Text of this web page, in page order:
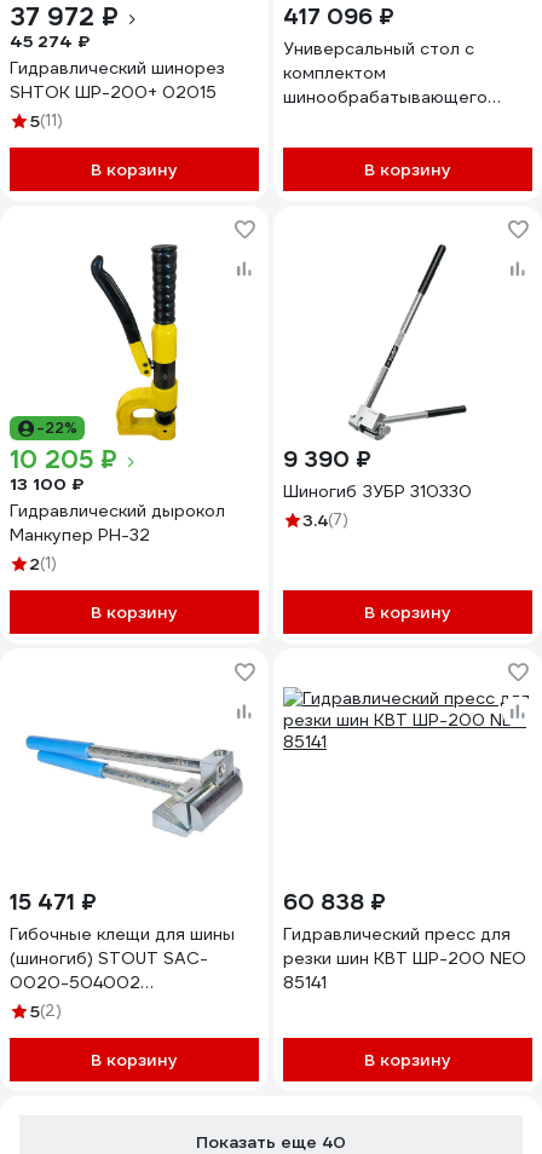
37 972 ₽
45 274 ₽
Гидравлический шинорез
SHTOK ШР-200+ 02015
5(11)
В корзину
417 096 ₽
Универсальный стол с
комплектом
шинообрабатывающего
NEO КВТ 85683
В корзину
-22%
10 205 ₽
13 100 ₽
Гидравлический дырокол
Манкупер PH-32
2(1)
В корзину
9 390 ₽
Шиногиб ЗУБР 310330
3.4(7)
В корзину
15 471 ₽
Гибочные клещи для шины
(шиногиб) STOUT SAC-
0020-504002
RAN30D13UIA40S
5(2)
В корзину
60 838 ₽
Гидравлический пресс для
резки шин КВТ ШР-200 NEO
85141
В корзину
Показать еще 40